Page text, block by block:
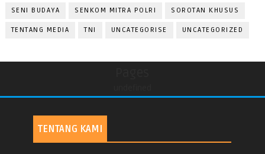
SENI BUDAYA SENKOM MITRA POLRI SOROTAN KHUSUS
TENTANG MEDIA TNI UNCATEGORISE UNCATEGORIZED
TENTANG KAMI